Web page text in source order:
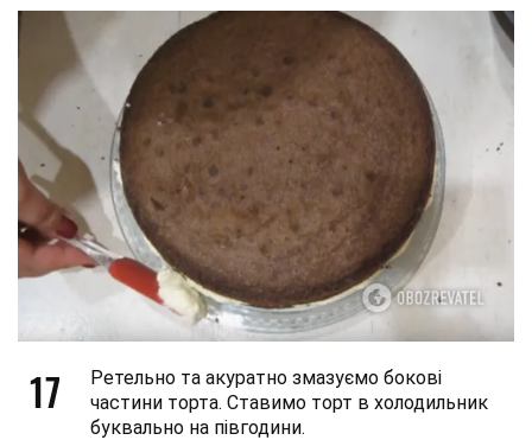
17
Ретельно та акуратно змазуємо бокові
частини торта. Ставимо торт в холодильник
буквально на півгодини.